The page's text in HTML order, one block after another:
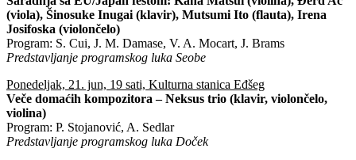
(viola), Šinosuke Inugai (klavir), Mutsumi Ito (flauta), Irena
Josifoska (violončelo)
Program: S. Cui, J. M. Damase, V. A. Mocart, J. Brams
Predstavljanje programskog luka Seobe
Ponedeljak, 21. jun, 19 sati, Kulturna stanica Eđšeg
Veče domaćih kompozitora – Neksus trio (klavir, violončelo,
violina)
Program: P. Stojanović, A. Sedlar
Predstavljanje programskog luka Doček